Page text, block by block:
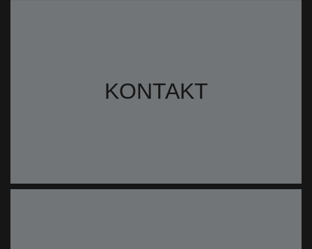
KONTAKT